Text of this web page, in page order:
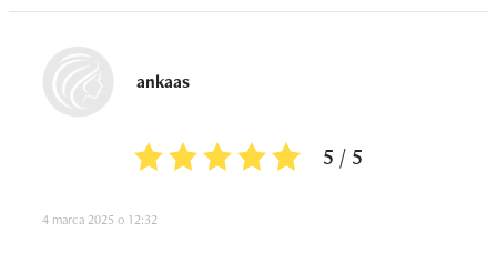
ankaas
5 / 5
4 marca 2025 o 12:32